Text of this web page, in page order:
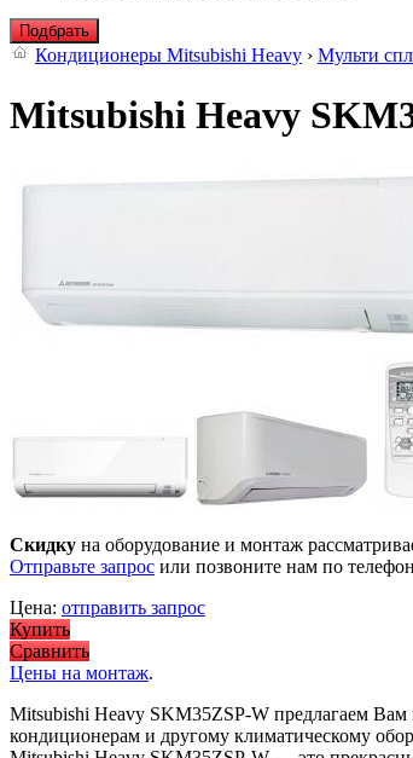
Подбрать
Кондиционеры Mitsubishi Heavy › Мульти
Mitsubishi Heavy
Скидку на оборудование и монтаж
Отправьте запрос или позвоните нам по
Цена: отправить запрос
Купить
Сравнить
Цены на монтаж.
Mitsubishi Heavy SKM35ZSP-W предлагаем Вам
кондиционерам и другому климатическому